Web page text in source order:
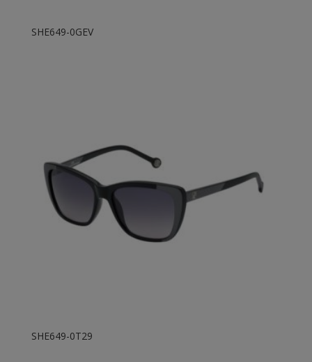
SHE649-0GEV
SHE649-0T29